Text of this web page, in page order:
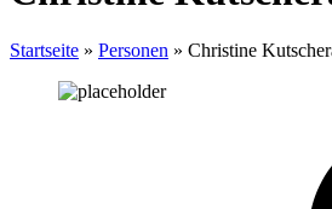
Startseite » Personen » Christine